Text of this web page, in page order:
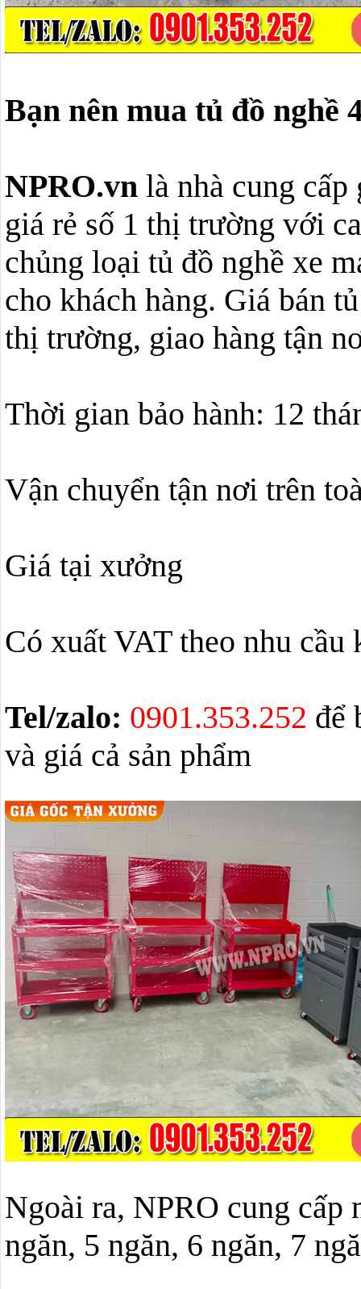
Bạn nên mua tủ đồ nghề
NPRO.vn là nhà cung
giá rẻ số 1 thị trường với
chủng loại tủ đồ nghề xe
cho khách hàng. Giá bán
thị trường, giao hàng tận
Thời gian bảo hành: 12
Vận chuyển tận nơi trên
Giá tại xưởng
Có xuất VAT theo nhu cầu
Tel/zalo: 0901.353.252 để
và giá cả sản phẩm
Ngoài ra, NPRO cung cấp
ngăn, 5 ngăn, 6 ngăn, 7